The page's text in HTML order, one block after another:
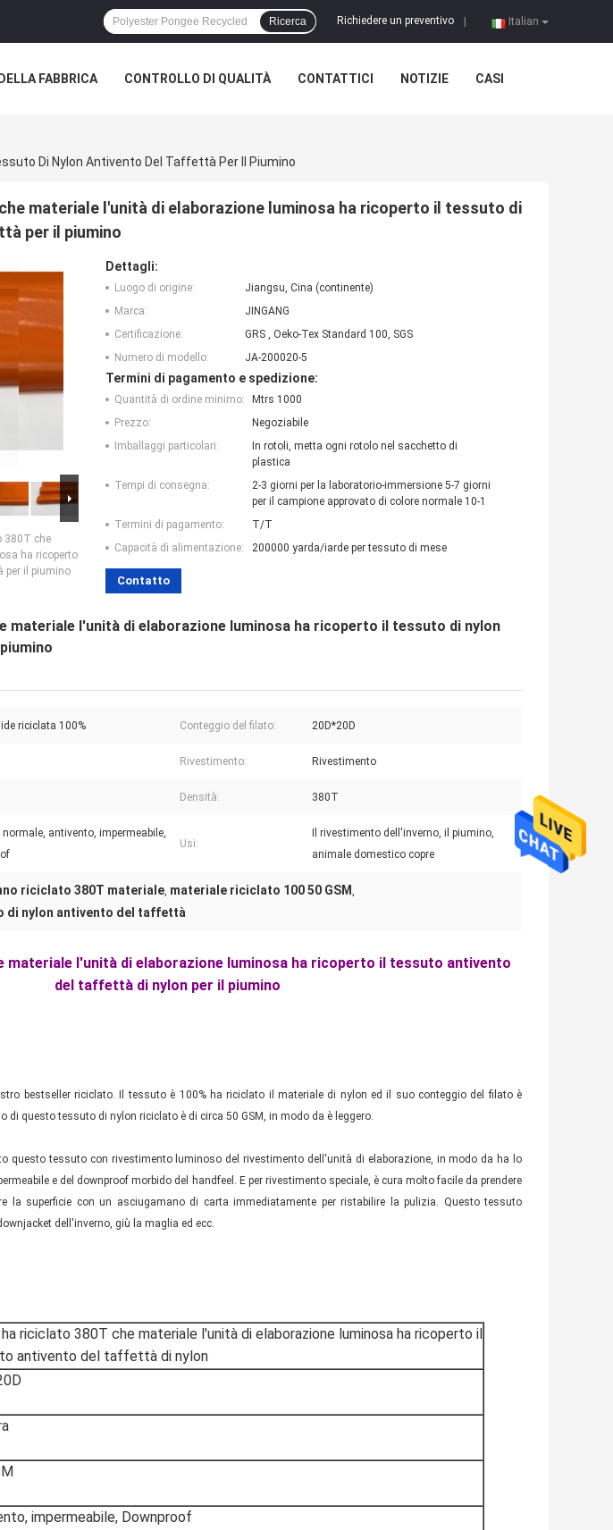
Italian
Richiedere un preventivo
Ricerca
FABBRICA CONTROLLO DI QUALITÀ CONTATTICI NOTIZIE CASI
Di Nylon Antivento Del Taffettà Per Il Piumino
materiale l'unità di elaborazione luminosa ha ricoperto il tessuto di
per il piumino
380T che
ha ricoperto
per il piumino
Dettagli:
Luogo di origine:
Jiangsu, Cina (continente)
Marca:
JINGANG
Certificazione:
GRS , Oeko-Tex Standard 100, SGS
Numero di modello:
JA-200020-5
Termini di pagamento e spedizione:
Quantità di ordine minimo:
Mtrs 1000
Prezzo:
Negoziabile
Imballaggi particolari:
In rotoli, metta ogni rotolo nel sacchetto di
plastica
Tempi di consegna:
2-3 giorni per la laboratorio-immersione 5-7 giorni
per il campione approvato di colore normale 10-1
Termini di pagamento:
T/T
Capacità di alimentazione:
200000 yarda/iarde per tessuto di mese
Contatto
materiale l'unità di elaborazione luminosa ha ricoperto il tessuto di nylon
riciclata 100% Conteggio del filato: 20D*20D
Rivestimento: Rivestimento
Densità: 380T
antivento, impermeabile,
Usi:
Il rivestimento dell'inverno, il piumino,
animale domestico copre
riciclato 380T materiale materiale riciclato 100 50 GSM
di nylon antivento del taffettà
materiale l'unità di elaborazione luminosa ha ricoperto il tessuto antivento
del taffettà di nylon per il piumino
bestseller riciclato. Il tessuto è 100% ha riciclato il materiale di nylon ed il suo conteggio del filato è
di questo tessuto di nylon riciclato è di circa 50 GSM, in modo da è leggero.
questo tessuto con rivestimento luminoso del rivestimento dell'unità di elaborazione, in modo da ha lo
e del downproof morbido del handfeel. E per rivestimento speciale, è cura molto facile da prendere
la superficie con un asciugamano di carta immediatamente per ristabilire la pulizia. Questo tessuto
dell'inverno, giù la maglia ed ecc.
ha riciclato 380T che materiale l'unità di elaborazione luminosa ha ricoperto il
antivento del taffettà di nylon
impermeabile, Downproof